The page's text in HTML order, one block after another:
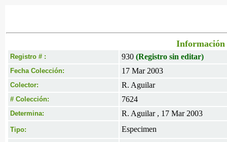
Información
Registro # : 930 (Registro sin editar)
Fecha Colección: 17 Mar 2003
Colector: R. Aguilar
# Colección: 7624
Determina: R. Aguilar , 17 Mar 2003
Tipo: Especimen